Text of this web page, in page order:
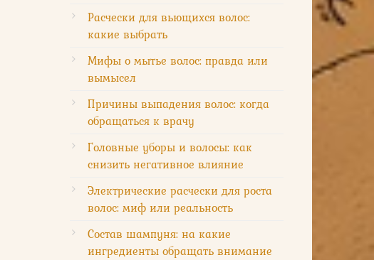
Расчески для вьющихся волос:
какие выбрать
Мифы о мытье волос: правда или
вымысел
Причины выпадения волос: когда
обращаться к врачу
Головные уборы и волосы: как
снизить негативное влияние
Электрические расчески для роста
волос: миф или реальность
Состав шампуня: на какие
ингредиенты обращать внимание